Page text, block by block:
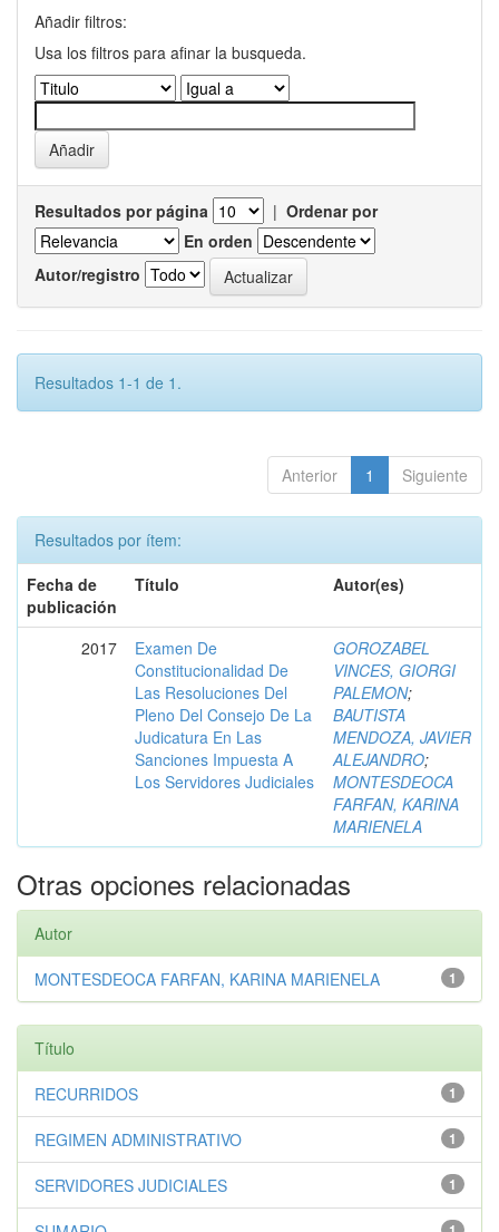
Añadir filtros:
Usa los filtros para afinar la busqueda.
Resultados por página | Ordenar por
En orden
Autor/registro
Resultados 1-1 de 1.
Anterior 1 Siguiente
Resultados por ítem:
Fecha de
publicación
Título Autor(es)
2017
Examen De
Constitucionalidad De
Las Resoluciones Del
Pleno Del Consejo De La
Judicatura En Las
Sanciones Impuesta A
Los Servidores Judiciales
GOROZABEL
VINCES, GIORGI
PALEMON;
BAUTISTA
MENDOZA, JAVIER
ALEJANDRO;
MONTESDEOCA
FARFAN, KARINA
MARIENELA
Otras opciones relacionadas
Autor
1
MONTESDEOCA FARFAN, KARINA MARIENELA
Título
1
RECURRIDOS
1
REGIMEN ADMINISTRATIVO
1
SERVIDORES JUDICIALES